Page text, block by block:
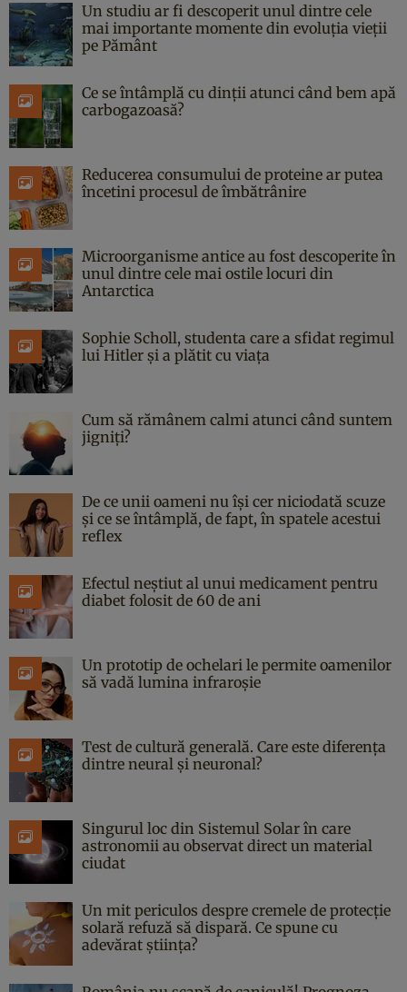
Un studiu ar fi descoperit unul dintre cele
mai importante momente din evoluția vieții
pe Pământ
Ce se întâmplă cu dinții atunci când bem apă
carbogazoasă?
Reducerea consumului de proteine ar putea
încetini procesul de îmbătrânire
Microorganisme antice au fost descoperite în
unul dintre cele mai ostile locuri din
Antarctica
Sophie Scholl, studenta care a sfidat regimul
lui Hitler și a plătit cu viața
Cum să rămânem calmi atunci când suntem
jigniți?
De ce unii oameni nu își cer niciodată scuze
și ce se întâmplă, de fapt, în spatele acestui
reflex
Efectul neștiut al unui medicament pentru
diabet folosit de 60 de ani
Un prototip de ochelari le permite oamenilor
să vadă lumina infraroșie
Test de cultură generală. Care este diferența
dintre neural și neuronal?
Singurul loc din Sistemul Solar în care
astronomii au observat direct un material
ciudat
Un mit periculos despre cremele de protecție
solară refuză să dispară. Ce spune cu
adevărat știința?